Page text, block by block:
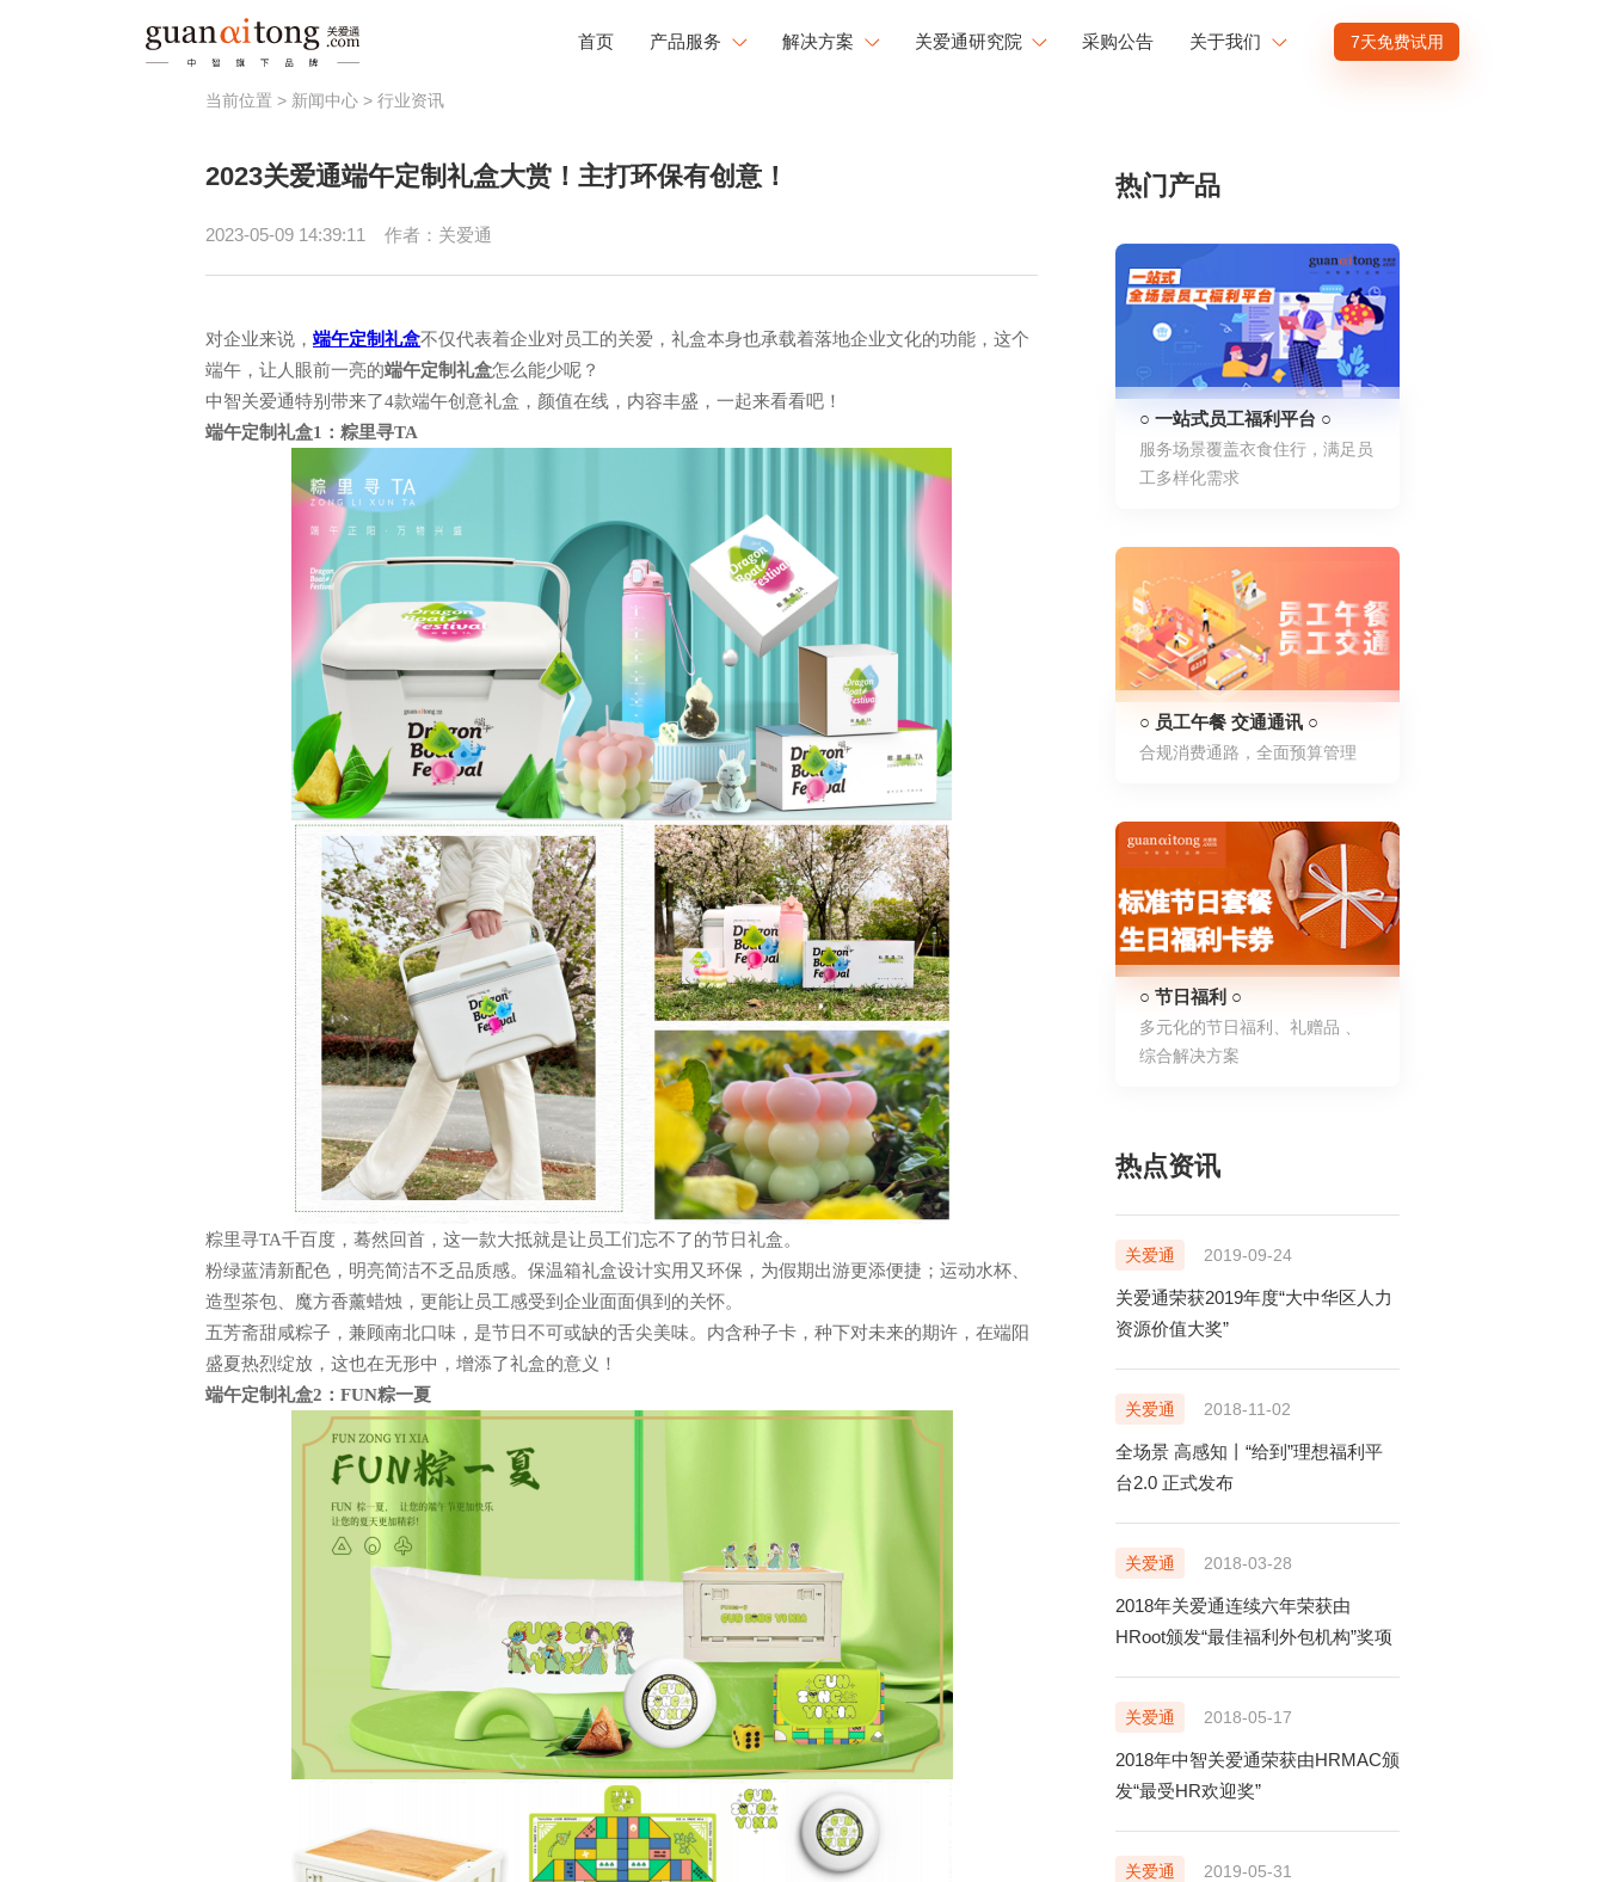
首页 产品服务
员工激励
健康管理
员工活力
商业赋能
解决方案
企业用餐解决方案
关爱通研究院 采购公告 关于我们
投资者关系
供应商招募
渠道招募
7天免费试用
当前位置 > 新闻中心 > 行业资讯
2023关爱通端午定制礼盒大赏！主打环保有创意！
2023-05-09 14:39:11 作者：关爱通
对企业来说， 端午定制礼盒不仅代表着企业对员工的关爱，礼盒本身也承载着落地企业文化的功能，这个
端午，让人眼前一亮的端午定制礼盒怎么能少呢？
中智关爱通特别带来了4款端午创意礼盒，颜值在线，内容丰盛，一起来看看吧！
端午定制礼盒1：粽里寻TA
粽里寻TA千百度，蓦然回首，这一款大抵就是让员工们忘不了的节日礼盒。
粉绿蓝清新配色，明亮简洁不乏品质感。保温箱礼盒设计实用又环保，为假期出游更添便捷；运动水杯、
造型茶包、魔方香薰蜡烛，更能让员工感受到企业面面俱到的关怀。
五芳斋甜咸粽子，兼顾南北口味，是节日不可或缺的舌尖美味。内含种子卡，种下对未来的期许，在端阳
盛夏热烈绽放，这也在无形中，增添了礼盒的意义！
端午定制礼盒2：FUN粽一夏
热门产品
○ 一站式员工福利平台 ○
服务场景覆盖衣食住行，满足员
工多样化需求
○ 员工午餐 交通通讯 ○
合规消费通路，全面预算管理
○ 节日福利 ○
多元化的节日福利、礼赠品 、
综合解决方案
热点资讯
关爱通 2019-09-24
关爱通荣获2019年度“大中华区人力
资源价值大奖”
关爱通 2018-11-02
全场景 高感知丨“给到”理想福利平
台2.0 正式发布
关爱通 2018-03-28
2018年关爱通连续六年荣获由
HRoot颁发“最佳福利外包机构”奖项
关爱通 2018-05-17
2018年中智关爱通荣获由HRMAC颁
发“最受HR欢迎奖”
关爱通 2019-05-31
中智关爱通（上海）科技股份有限公司
2019年 2 月 26 日